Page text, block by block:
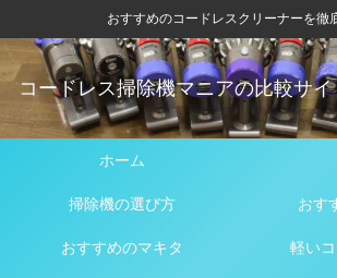
おすすめのコードレスクリーナーを徹
コードレス掃除機マニアの比較サ
ホーム
掃除機の選び方 おす
おすすめのマキタ 軽い